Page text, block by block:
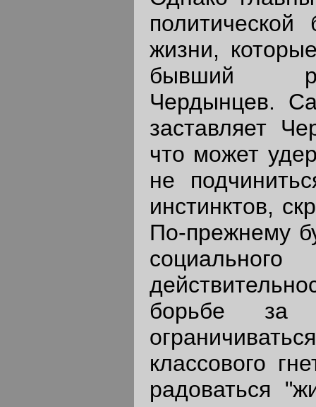
жизни,
бывший
Чердынцев.
заставляет
что может
не
инстинктов,
По-прежнему
борьбе за
классового
радоваться